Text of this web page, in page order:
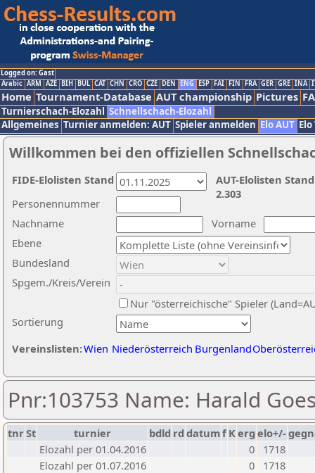
Logged on: Gast
Arabic ARM AZE BIH BUL CAT CHN CRO CZE DEN ENG ESP FAI FIN FRA GER GRE INA
Home Tournament-Database AUT championship Pictures
Turnierschach-Elozahl Schnellschach-Elozahl
Allgemeines Turnier anmelden: AUT Spieler anmelden Elo AUT
Willkommen bei den offiziellen
Nachname
Vorname
Ebene
Sortierung
Personennummer
Bundesland
Spgem./Kreis/Verein
Nur "österreichische" Spieler
Vereinslisten:Wien Niederösterreich Burgenland
AUT-Elolisten
2.303
FIDE-Elolisten Stand
Pnr:103753 Name: Harald
tnrSt turnier bdld rd datumf Kerg elo+/-
Elozahl per 01.04.2016
0
1718
Elozahl per 01.07.2016
0
1718